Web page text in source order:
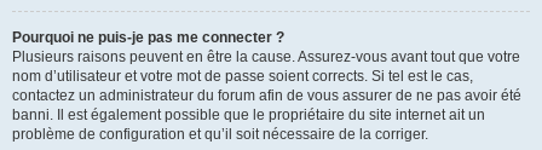
Pourquoi ne puis-je pas me connecter ?
Plusieurs raisons peuvent en être la cause. Assurez-vous avant tout que votre
nom d’utilisateur et votre mot de passe soient corrects. Si tel est le cas,
contactez un administrateur du forum afin de vous assurer de ne pas avoir été
banni. Il est également possible que le propriétaire du site internet ait un
problème de configuration et qu’il soit nécessaire de la corriger.